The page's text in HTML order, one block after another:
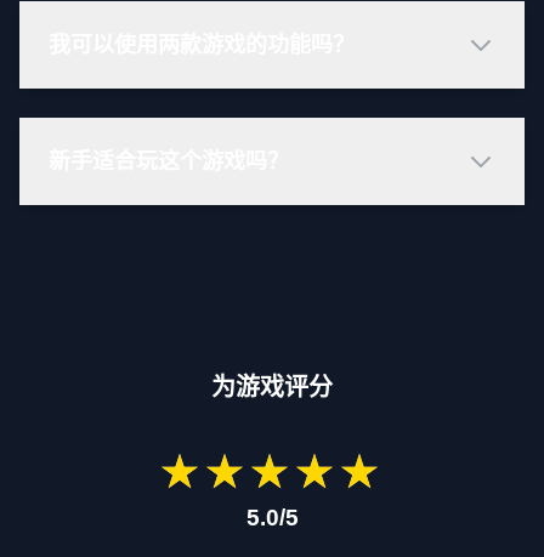
为游戏评分
★★★★★
★★★★★
5.0/5